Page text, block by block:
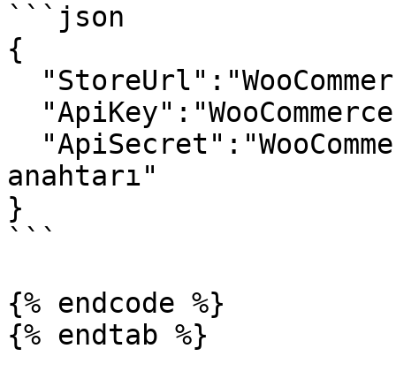
```json
{
anahtarı"
}
```
{% endcode %}
{% endtab %}